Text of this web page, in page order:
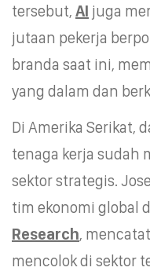
tersebut, AI juga
jutaan pekerja
branda saat ini,
yang dalam dan
Di Amerika Serikat,
tenaga kerja sudah
sektor strategis.
tim ekonomi global
Research,
mencolok di sektor